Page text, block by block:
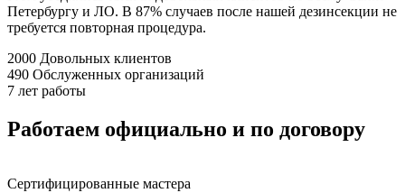
Петербургу и ЛО. В 87% случаев после нашей дезинсекции не
требуется повторная процедура.
2000 Довольных клиентов
490 Обслуженных организаций
7 лет работы
Работаем официально и по договору
Сертифицированные мастера